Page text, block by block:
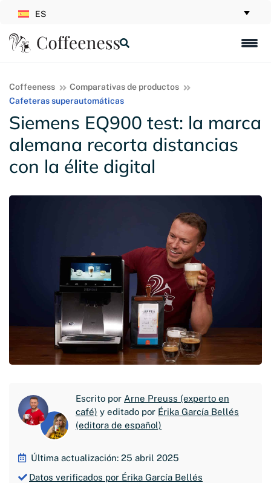
ES
Coffeeness
Comparativas de productos
Cafeteras superautomáticas
Siemens EQ900 test: la marca
alemana recorta distancias
con la élite digital
Escrito por Arne Preuss (experto en
café) y editado por Érika García Bellés
(editora de español)
Última actualización: 25 abril 2025
Datos verificados por Érika García Bellés